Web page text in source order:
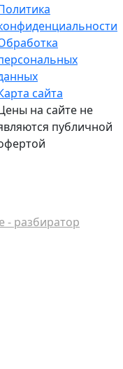
сайта
на сайте не
публичной
- разбиратор